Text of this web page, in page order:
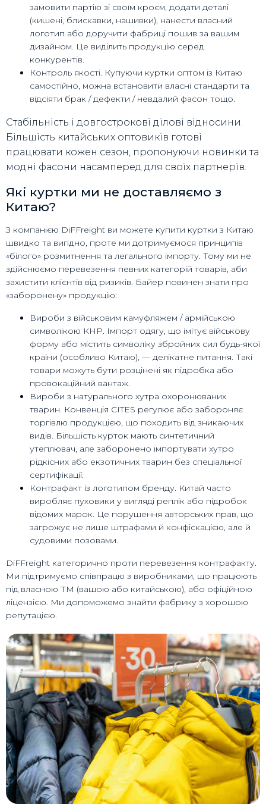
замовити партію зі своїм кроєм, додати деталі
(кишені, блискавки, нашивки), нанести власний
логотип або доручити фабриці пошив за вашим
дизайном. Це виділить продукцію серед
конкурентів.
Контроль якості. Купуючи куртки оптом із Китаю
самостійно, можна встановити власні стандарти та
відсіяти брак / дефекти / невдалий фасон тощо.
Стабільність і довгострокові ділові відносини.
Більшість китайських оптовиків готові
працювати кожен сезон, пропонуючи новинки та
модні фасони насамперед для своїх партнерів.
Які куртки ми не доставляємо з
Китаю?
З компанією DiFFreight ви можете купити куртки з Китаю
швидко та вигідно, проте ми дотримуємося принципів
«білого» розмитнення та легального імпорту. Тому ми не
здійснюємо перевезення певних категорій товарів, аби
захистити клієнтів від ризиків. Байер повинен знати про
«заборонену» продукцію:
Вироби з військовим камуфляжем / армійською
символікою КНР. Імпорт одягу, що імітує військову
форму або містить символіку збройних сил будь-якої
країни (особливо Китаю), — делікатне питання. Такі
товари можуть бути розцінені як підробка або
провокаційний вантаж.
Вироби з натурального хутра охоронюваних
тварин. Конвенція CITES регулює або забороняє
торгівлю продукцією, що походить від зникаючих
видів. Більшість курток мають синтетичний
утеплювач, але заборонено імпортувати хутро
рідкісних або екзотичних тварин без спеціальної
сертифікації.
Контрафакт із логотипом бренду. Китай часто
виробляє пуховики у вигляді реплік або підробок
відомих марок. Це порушення авторських прав, що
загрожує не лише штрафами й конфіскацією, але й
судовими позовами.
DiFFreight категорично проти перевезення контрафакту.
Ми підтримуємо співпрацю з виробниками, що працюють
під власною ТМ (вашою або китайською), або офіційною
ліцензією. Ми допоможемо знайти фабрику з хорошою
репутацією.